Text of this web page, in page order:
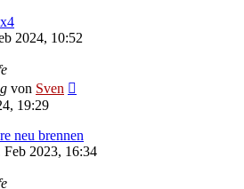
2024, 10:52
von Sven
19:29
neu brennen
Feb 2023, 16:34